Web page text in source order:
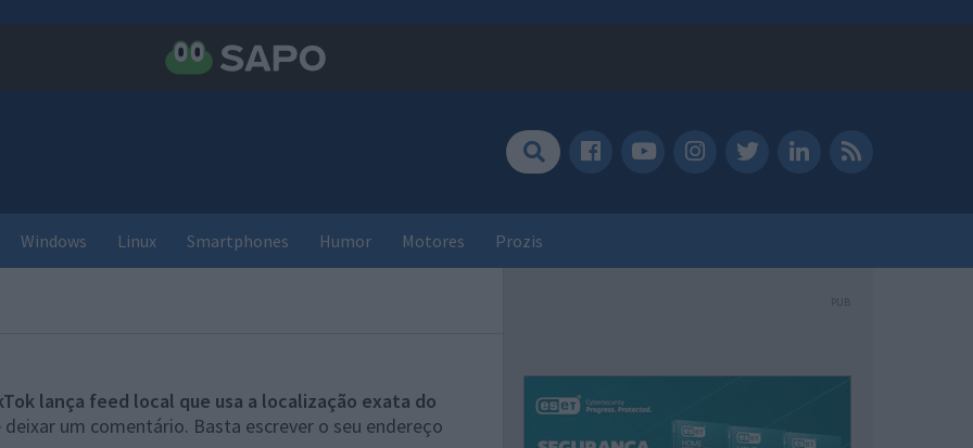
Windows Linux Smartphones Humor Motores Prozis
lança feed local que usa a localização exata do
deixar um comentário. Basta escrever o seu endereço
PUB